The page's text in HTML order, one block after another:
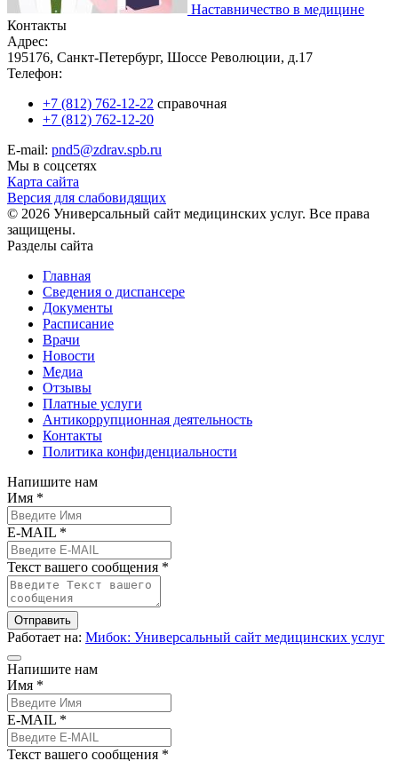
Наставничество в медицине
Контакты
Адрес:
195176, Санкт-Петербург, Шоссе Революции, д.17
Телефон:
+7 (812) 762-12-22 справочная
+7 (812) 762-12-20
E-mail: pnd5@zdrav.spb.ru
Мы в соцсетях
Карта сайта
Версия для слабовидящих
© 2026 Универсальный сайт медицинских услуг. Все права
защищены.
Разделы сайта
Главная
Сведения о диспансере
Документы
Расписание
Врачи
Новости
Медиа
Отзывы
Платные услуги
Антикоррупционная деятельность
Контакты
Политика конфиденциальности
Напишите нам
Имя *
E-MAIL *
Текст вашего сообщения *
Отправить
Работает на: Мибок: Универсальный сайт медицинских услуг
Напишите нам
Имя *
E-MAIL *
Текст вашего сообщения *